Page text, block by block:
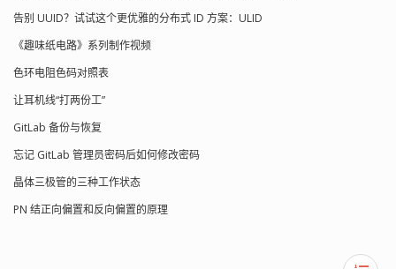
告别 UUID？试试这个更优雅的分布式 ID 方案：ULID
《趣味纸电路》系列制作视频
色环电阻色码对照表
让耳机线“打两份工”
GitLab 备份与恢复
忘记 GitLab 管理员密码后如何修改密码
晶体三极管的三种工作状态
PN 结正向偏置和反向偏置的原理